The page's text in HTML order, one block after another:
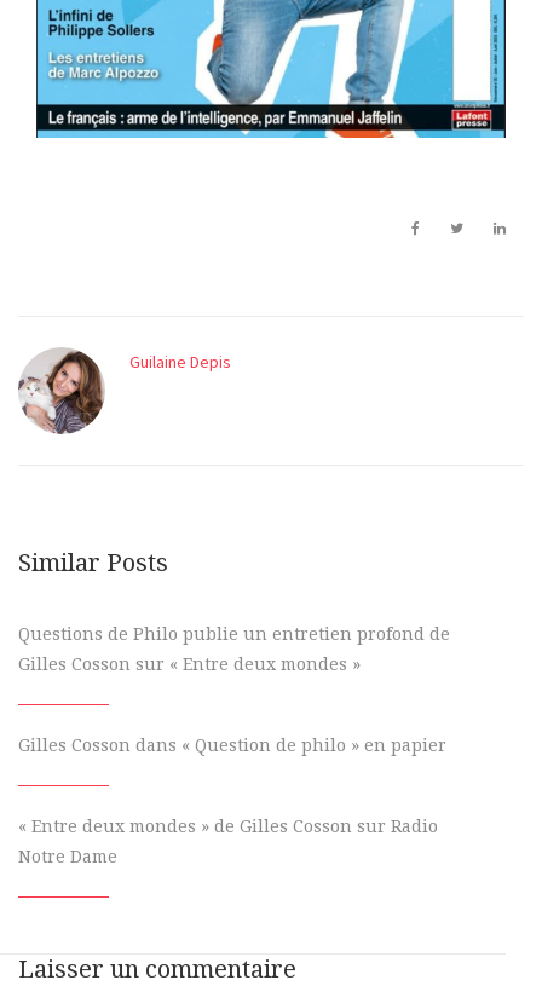
Guilaine Depis
Similar Posts
Questions de Philo publie un entretien profond de
Gilles Cosson sur « Entre deux mondes »
Gilles Cosson dans « Question de philo » en papier
« Entre deux mondes » de Gilles Cosson sur Radio
Notre Dame
Laisser un commentaire